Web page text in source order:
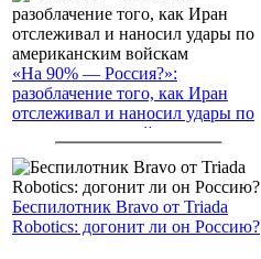
«На 90% — Россия?»:
разоблачение того, как Иран
отслеживал и наносил удары по
американским войскам
Беспилотник Bravo от Triada
Robotics: догонит ли он Россию?